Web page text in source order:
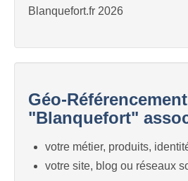
Blanquefort.fr 2026
Géo-
"Blanquefort"
votre métier, produits,
votre site, blog ou réseaux